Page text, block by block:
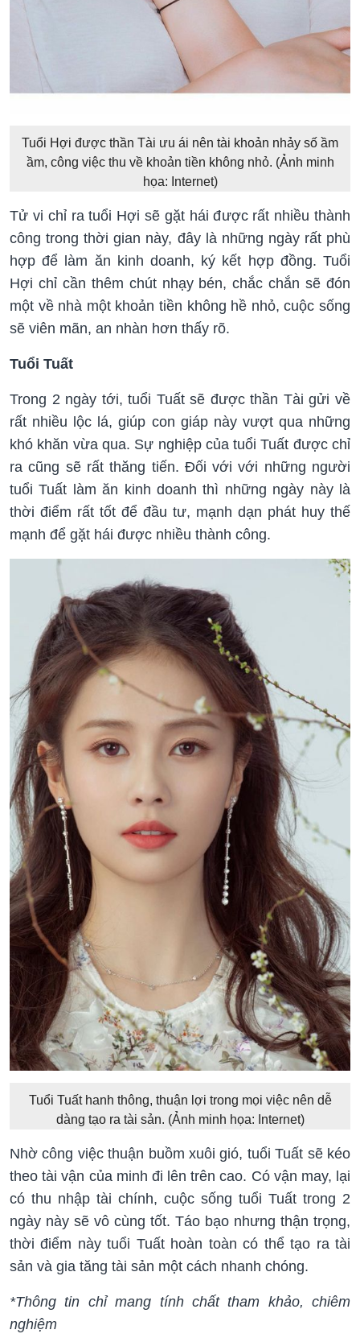
Tuổi Hợi được thần Tài ưu ái nên tài khoản nhảy số ầm
ầm, công việc thu về khoản tiền không nhỏ. (Ảnh minh
họa: Internet)
Tử vi chỉ ra tuổi Hợi sẽ gặt hái được rất nhiều thành
công trong thời gian này, đây là những ngày rất phù
hợp để làm ăn kinh doanh, ký kết hợp đồng. Tuổi
Hợi chỉ cần thêm chút nhạy bén, chắc chắn sẽ đón
một về nhà một khoản tiền không hề nhỏ, cuộc sống
sẽ viên mãn, an nhàn hơn thấy rõ.
Tuổi Tuất
Trong 2 ngày tới, tuổi Tuất sẽ được thần Tài gửi về
rất nhiều lộc lá, giúp con giáp này vượt qua những
khó khăn vừa qua. Sự nghiệp của tuổi Tuất được chỉ
ra cũng sẽ rất thăng tiến. Đối với với những người
tuổi Tuất làm ăn kinh doanh thì những ngày này là
thời điểm rất tốt để đầu tư, mạnh dạn phát huy thế
mạnh để gặt hái được nhiều thành công.
Tuổi Tuất hanh thông, thuận lợi trong mọi việc nên dễ
dàng tạo ra tài sản. (Ảnh minh họa: Internet)
Nhờ công việc thuận buồm xuôi gió, tuổi Tuất sẽ kéo
theo tài vận của minh đi lên trên cao. Có vận may, lại
có thu nhập tài chính, cuộc sống tuổi Tuất trong 2
ngày này sẽ vô cùng tốt. Táo bạo nhưng thận trọng,
thời điểm này tuổi Tuất hoàn toàn có thể tạo ra tài
sản và gia tăng tài sản một cách nhanh chóng.
*Thông tin chỉ mang tính chất tham khảo, chiêm
nghiệm